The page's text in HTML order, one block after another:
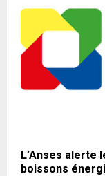
L’Anses alerte
boissons